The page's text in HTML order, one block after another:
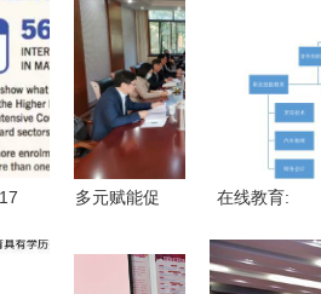
多元赋能促
校召开非学
在线教育:
风口离我们